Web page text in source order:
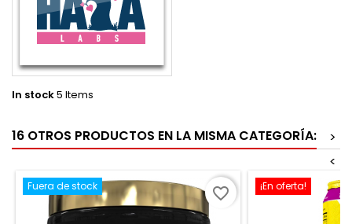
In stock5 Items
16 OTROS PRODUCTOS EN LA MISMA CATEGORÍA:
>
<
Fuera de stock favorite_border ¡En oferta!